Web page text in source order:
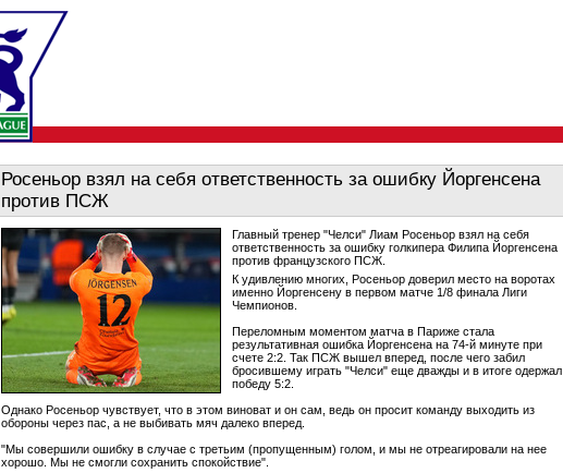
Росеньор взял на себя ответственность за ошибку Йоргенсена
против ПСЖ
Главный тренер "Челси" Лиам Росеньор взял на себя
ответственность за ошибку голкипера Филипа Йоргенсена
против французского ПСЖ.
К удивлению многих, Росеньор доверил место на воротах
именно Йоргенсену в первом матче 1/8 финала Лиги
Чемпионов.
Переломным моментом матча в Париже стала
результативная ошибка Йоргенсена на 74-й минуте при
счете 2:2. Так ПСЖ вышел вперед, после чего забил
бросившему играть "Челси" еще дважды и в итоге одержал
победу 5:2.
Однако Росеньор чувствует, что в этом виноват и он сам, ведь он просит команду выходить из
обороны через пас, а не выбивать мяч далеко вперед.
"Мы совершили ошибку в случае с третьим (пропущенным) голом, и мы не отреагировали на нее
хорошо. Мы не смогли сохранить спокойствие".